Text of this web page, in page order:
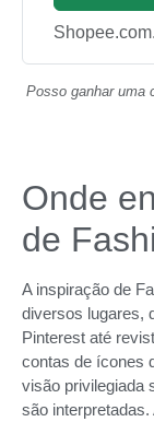
Posso ganhar uma
Onde
de
A inspiração de
diversos lugares,
Pinterest até
contas de ícones
visão privilegiada
são